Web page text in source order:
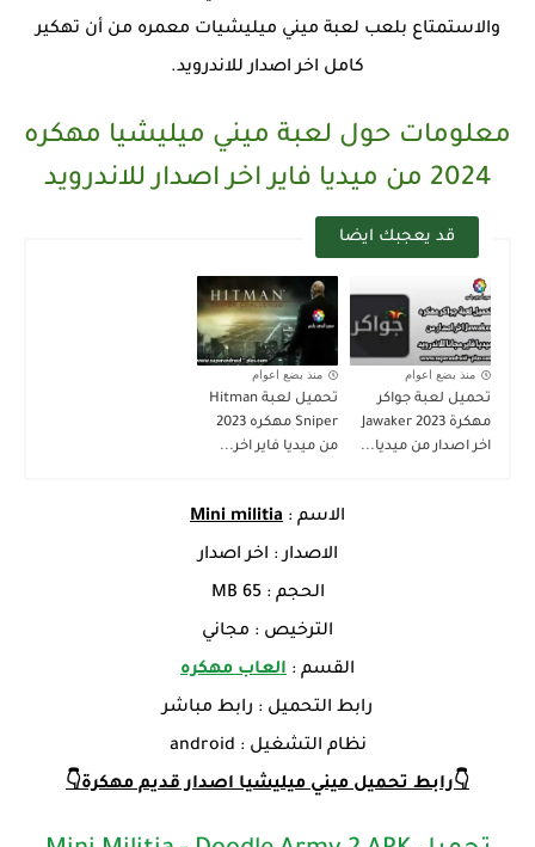
والاستمتاع بلعب لعبة ميني ميليشيات معمره من أن تهكير
كامل اخر اصدار للاندرويد.
معلومات حول لعبة ميني ميليشيا مهكره
2024 من ميديا فاير اخر اصدار للاندرويد
قد يعجبك ايضا
منذ بضع اعوام
تحميل لعبة جواكر
مهكرة 2023 Jawaker
اخر اصدار من ميديا...
منذ بضع اعوام
تحميل لعبة Hitman
Sniper مهكره 2023
من ميديا فاير اخر...
الاسم : Mini militia
الاصدار : اخر اصدار
الحجم : 65 MB
الترخيص : مجاني
القسم : العاب مهكره
رابط التحميل : رابط مباشر
نظام التشغيل : android
👇رابط تحميل ميني ميليشيا اصدار قديم مهكرة👇